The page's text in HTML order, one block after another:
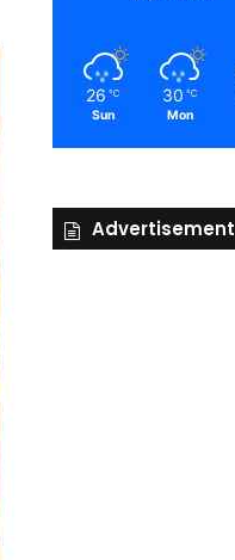
26 ℃
Sun
30 ℃
Mon
Advertisement